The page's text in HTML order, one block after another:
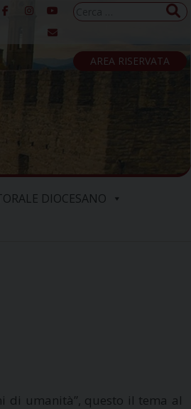
Ricerca
AREA RISERVATA
DIOCESANO
di umanità”, questo il tema al